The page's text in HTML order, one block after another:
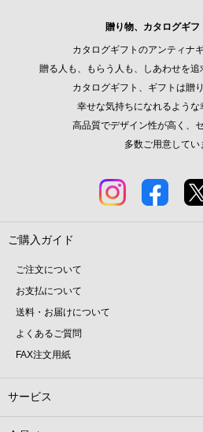
贈り物、カタログギフ
カタログギフトのアンティナ
贈る人も、もらう人も、しあわせを追
カタログギフト、ギフトは贈
幸せな気持ちになれるような
高品質でデザイン性が高く、
多数ご用意してい
ご購入ガイド
ご注文について
お支払について
送料・お届けについて
よくあるご質問
FAX注文用紙
サービス